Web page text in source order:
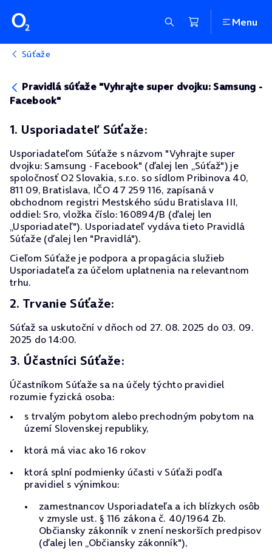
Menu
Súťaže
Pravidlá súťaže "Vyhrajte super dvojku: Samsung -
Facebook"
1. Usporiadateľ Súťaže:
Usporiadateľom Súťaže s názvom "Vyhrajte super
dvojku: Samsung - Facebook" (ďalej len „Súťaž") je
spoločnosť O2 Slovakia, s.r.o. so sídlom Pribinova 40,
811 09, Bratislava, IČO 47 259 116, zapísaná v
obchodnom registri Mestského súdu Bratislava III,
oddiel: Sro, vložka číslo: 160894/B (ďalej len
„Usporiadateľ"). Usporiadateľ vydáva tieto Pravidlá
Súťaže (ďalej len "Pravidlá").
Cieľom Súťaže je podpora a propagácia služieb
Usporiadateľa za účelom uplatnenia na relevantnom
trhu.
2. Trvanie Súťaže:
Súťaž sa uskutoční v dňoch od 27. 08. 2025 do 03. 09.
2025 do 14:00.
3. Účastníci Súťaže:
Účastníkom Súťaže sa na účely týchto pravidiel
rozumie fyzická osoba:
s trvalým pobytom alebo prechodným pobytom na
území Slovenskej republiky,
ktorá má viac ako 16 rokov
ktorá splní podmienky účasti v Súťaži podľa
pravidiel s výnimkou:
zamestnancov Usporiadateľa a ich blízkych osôb
v zmysle ust. § 116 zákona č. 40/1964 Zb.
Občiansky zákonník v znení neskorších predpisov
(ďalej len „Občiansky zákonník"),